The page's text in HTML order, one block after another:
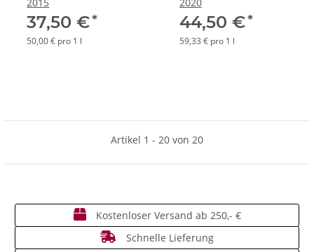
37,50 €*
50,00 € pro 1 l
44,50 €*
59,33 € pro 1 l
Artikel 1 - 20 von 20
Kostenloser Versand ab 250,- €
Schnelle Lieferung